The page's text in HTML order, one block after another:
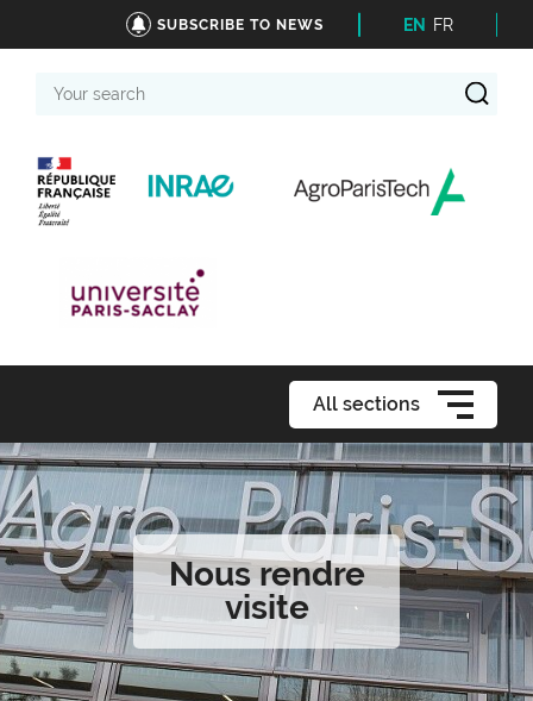
SUBSCRIBE TO NEWS EN FR
search
All sections
Nous rendre
visite